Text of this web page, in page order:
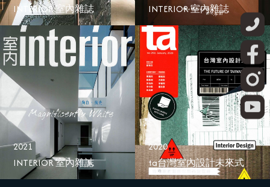
INTERIOR 室內雜誌
INTERIOR 室內雜誌
2021
INTERIOR 室內雜誌
2020
ta台灣室內設計未來式